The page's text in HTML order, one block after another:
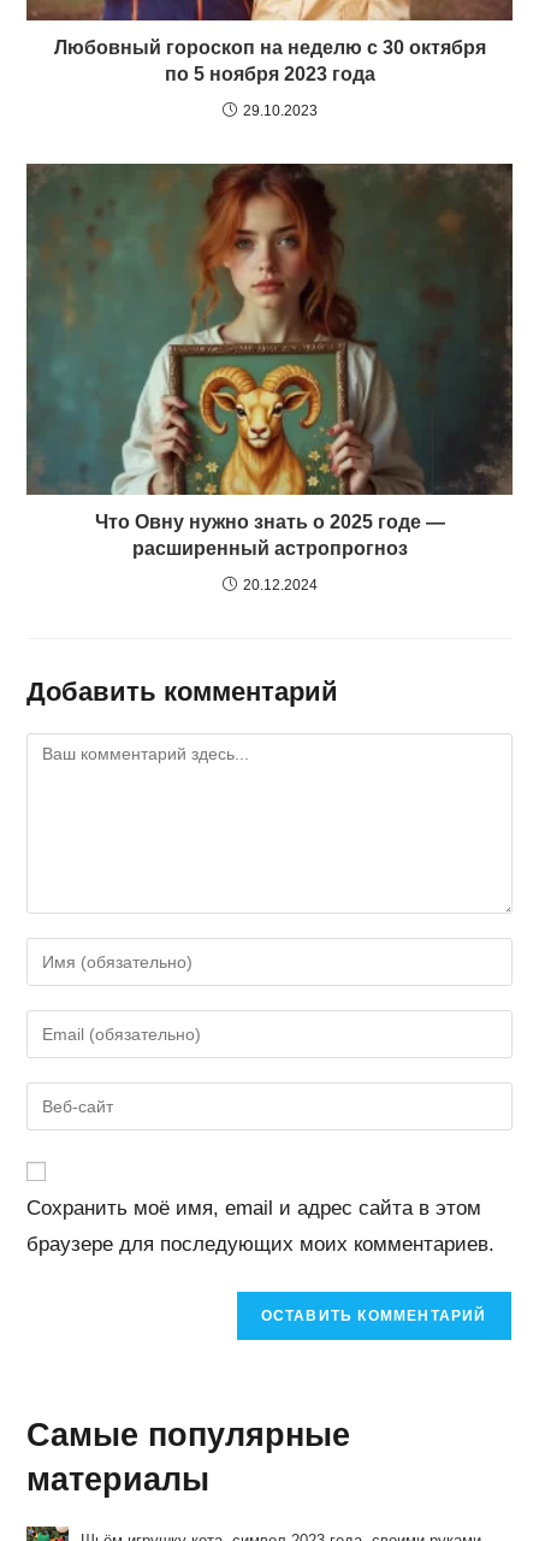
Любовный гороскоп на неделю с 30 октября
по 5 ноября 2023 года
29.10.2023
Что Овну нужно знать о 2025 годе —
расширенный астропрогноз
20.12.2024
Добавить комментарий
Комментарий
Введите
свое
имя
или
пользователя,
чтобы
прокомментировать
Введите
свой
email-
адрес,
Введите
URL
веб-
сайта
(необязательно)
Сохранить моё имя, email и адрес сайта в этом
браузере для последующих моих комментариев.
Самые популярные
материалы